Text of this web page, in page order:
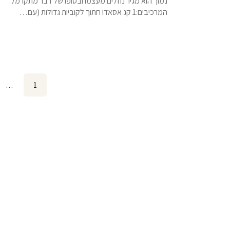
המרכיבים:1 קג אסאדו חתוך לקוביות גדולות (עם…
Page
1
…